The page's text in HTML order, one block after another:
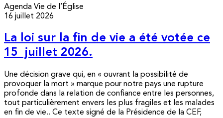
Agenda Vie de l’Église
16 juillet 2026
La loi sur la fin de vie a été votée ce
15 juillet 2026.
Une décision grave qui, en « ouvrant la possibilité de
provoquer la mort » marque pour notre pays une rupture
profonde dans la relation de confiance entre les personnes,
tout particulièrement envers les plus fragiles et les malades
en fin de vie.. Ce texte signé de la Présidence de la CEF,